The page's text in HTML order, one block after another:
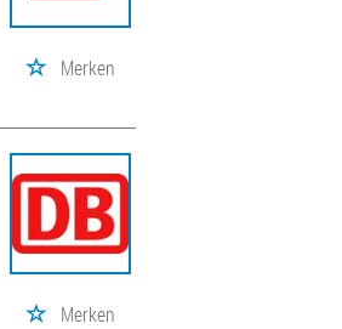
Merken
Merken